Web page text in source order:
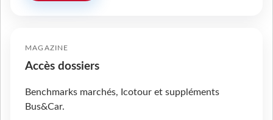
MAGAZINE
Accès dossiers
Benchmarks marchés, Icotour et suppléments
Bus&Car.